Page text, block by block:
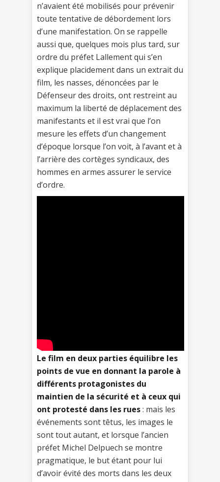
n’avaient été mobilisés pour prévenir
toute tentative de débordement lors
d’une manifestation. On se rappelle
aussi que, quelques mois plus tard, sur
ordre du préfet Lallement qui s’en
explique placidement dans un extrait du
film, les nasses, dénoncées par le
Défenseur des droits, ont restreint au
maximum la liberté de déplacement des
manifestants et il est vrai que l’on
mesure les effets d’un changement
d’époque lorsque l’on voit, à l’avant et à
l’arrière des cortèges syndicaux, des
hommes en armes assurer le service
d’ordre.
Le film en deux parties équilibre les
points de vue en donnant la parole à
différents protagonistes du
maintien de la sécurité et à ceux qui
ont protesté dans les rues: mais les
événements sont têtus, les images le
sont tout autant, et lorsque l’ancien
préfet Michel Delpuech se montre
pragmatique, le but étant pour lui
d’avoir évité des morts dans les deux